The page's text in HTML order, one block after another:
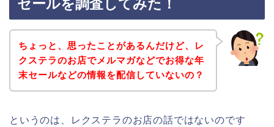
セールを調査してみた！
ちょっと、思ったことがあるんだけど、レ
クステラのお店でメルマガなどでお得な年
末セールなどの情報を配信していないの？
というのは、レクステラのお店の話ではないのです